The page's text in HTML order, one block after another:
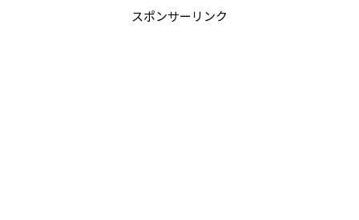
スポンサーリンク